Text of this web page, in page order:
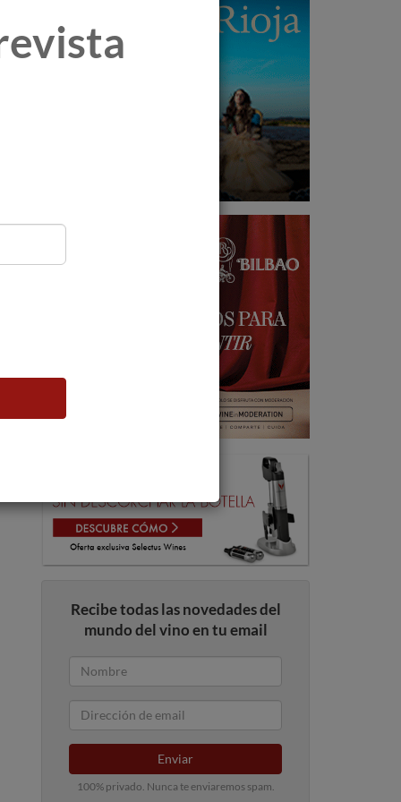
Recibe todas las novedades del
mundo del vino en tu email
Enviar
100% privado. Nunca te enviaremos spam.